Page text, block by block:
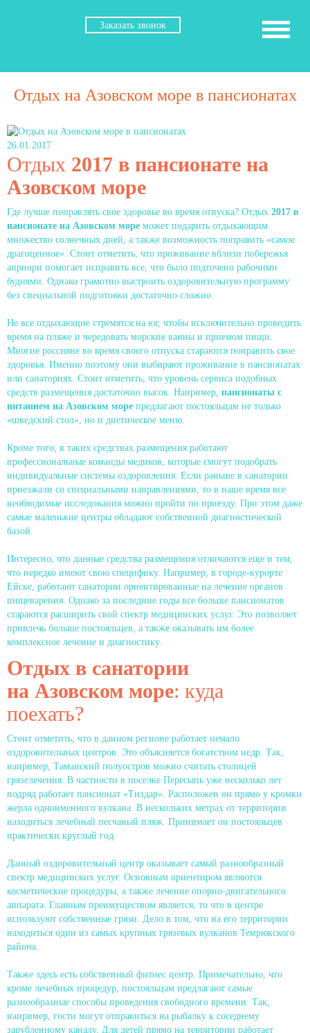
Заказать звонок
Отдых на Азовском море в пансионатах
26.01.2017
Отдых 2017 в пансионате на
Азовском море
Где лучше поправлять свое здоровье во время отпуска? Отдых 2017 в
пансионате на Азовском море может подарить отдыхающим
множество солнечных дней, а также возможность поправить «самое
драгоценное». Стоит отметить, что проживание вблизи побережья
априори помогает исправить все, что было подточено рабочими
буднями. Однако грамотно выстроить оздоровительную программу
без специальной подготовки достаточно сложно.
Не все отдыхающие стремятся на юг, чтобы исключительно проводить
время на пляже и чередовать морские ванны и приемом пищи.
Многие россияне во время своего отпуска стараются поправить свое
здоровья. Именно поэтому они выбирают проживание в пансионатах
или санаториях. Стоит отметить, что уровень сервиса подобных
средств размещения достаточно высок. Например, пансионаты с
питанием на Азовском море предлагают постояльцам не только
«шведский стол», но и диетическое меню.
Кроме того, в таких средствах размещения работают
профессиональные команды медиков, которые смогут подобрать
индивидуальные системы оздоровления. Если раньше в санатории
приезжали со специальными направлениями, то в наше время все
необходимые исследования можно пройти по приезду. При этом даже
самые маленькие центры обладают собственной диагностической
базой.
Интересно, что данные средства размещения отличаются еще и тем,
что нередко имеют свою специфику. Например, в городе-курорте
Ейске, работают санатории ориентированные на лечение органов
пищеварения. Однако за последние годы все больше пансионатов
стараются расширить свой спектр медицинских услуг. Это позволяет
привлечь больше постояльцев, а также оказывать им более
комплексное лечение и диагностику.
Отдых в санатории
на Азовском море: куда
поехать?
Стоит отметить, что в данном регионе работает немало
оздоровительных центров. Это объясняется богатством недр. Так,
например, Таманский полуостров можно считать столицей
грязелечения. В частности в поселке Пересыпь уже несколько лет
подряд работает пансионат «Тиздар». Расположен он прямо у кромки
жерла одноименного вулкана. В нескольких метрах от территории
находиться лечебный песчаный пляж. Принимает он постояльцев
практически круглый год.
Данный оздоровительный центр оказывает самый разнообразный
спектр медицинских услуг. Основным ориентиром являются
косметические процедуры, а также лечение опорно-двигательного
аппарата. Главным преимуществом является, то что в центре
используют собственные грязи. Дело в том, что на его территории
находиться один из самых крупных грязевых вулканов Темрюкского
района.
Также здесь есть собственный фитнес центр. Примечательно, что
кроме лечебных процедур, постояльцам предлагают самые
разнообразные способы проведения свободного времени. Так,
например, гости могут отправиться на рыбалку к соседнему
зарубленному каналу. Для детей прямо на территории работает